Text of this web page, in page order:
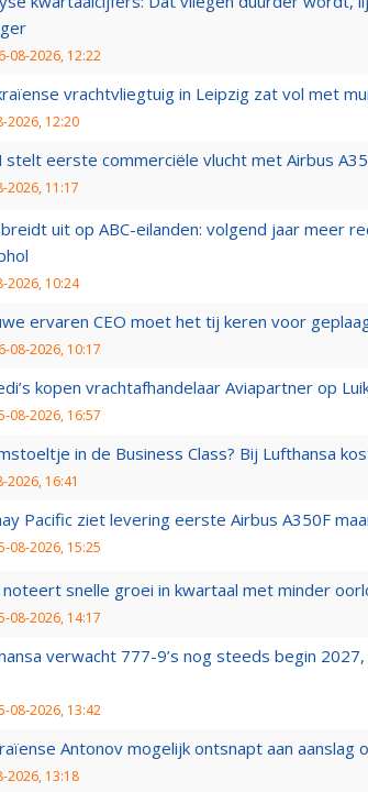
08-2026, 12:22
vrachtvliegtuig in Leipzig zat vol met
2026, 12:20
stelt eerste commerciële vlucht met Airbus
2026, 11:17
uit op ABC-eilanden: volgend jaar meer
2026, 10:24
ervaren CEO moet het tij keren voor
08-2026, 10:17
kopen vrachtafhandelaar Aviapartner op
08-2026, 16:57
in de Business Class? Bij Lufthansa
2026, 16:41
Pacific ziet levering eerste Airbus A350F
08-2026, 15:25
noteert snelle groei in kwartaal met minder
08-2026, 14:17
verwacht 777-9’s nog steeds begin
08-2026, 13:42
Antonov mogelijk ontsnapt aan aanslag
2026, 13:18